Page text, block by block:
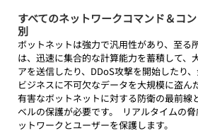
すべてのネットワークコマンド＆コ
別
ボットネットは強力で汎用性があり、至る
は、迅速に集合的な計算能力を蓄積して、
アを送信したり、DDoS攻撃を開始したり
ビジネスに不可欠なデータを大規模に盗ん
有害なボットネットに対する防衛の最前線
ベルの保護が必要です。  リアルタイムの
ットワークとユーザーを保護します。